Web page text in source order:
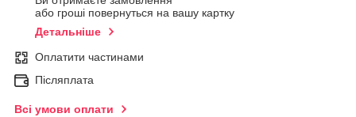
або гроші повернуться на вашу картку
Детальніше
Оплатити частинами
Післяплата
Всі умови оплати